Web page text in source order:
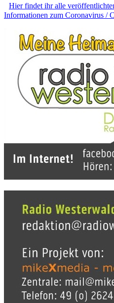
Hier findet ihr alle
Informationen zum Coronavirus /